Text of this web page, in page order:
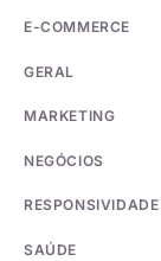
E-COMMERCE
GERAL
MARKETING
NEGÓCIOS
RESPONSIVIDADE
SAÚDE